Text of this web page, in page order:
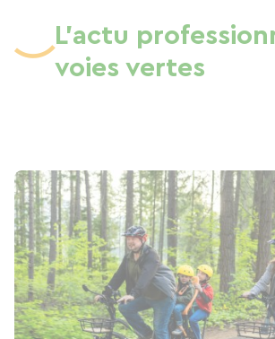
L'actu
voies vertes